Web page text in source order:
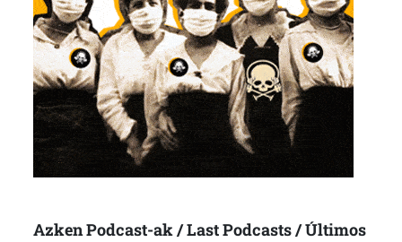
Azken Podcast-ak / Last Podcasts / Últimos